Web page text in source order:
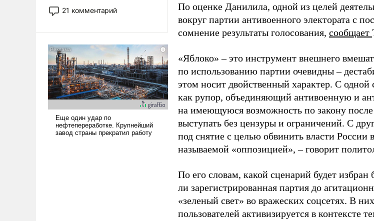
Мир, где политические
прожекты будут безусловно
налогоплательщиков и где
Еревану за свои поступки не
нужно отвечать.
21 комментарий
По оценке Данилила, одной из целей
вокруг партии антивоенного электората с
сомнение результаты голосования, сообщает
«Яблоко» – это инструмент внешнего
по использованию партии очевидны –
этом носит двойственный характер. С
как рупор, объединяющий антивоенную и
на имеющуюся возможность по закону
выступать без цензуры и ограничений. С
под снятие с целью обвинить власти России
называемой «оппозицией», – говорит
По его словам, какой сценарий будет избран
ли зарегистрированная партия до
«зеленый свет» во вражеских соцсетях. В
пользователей активизируется в контексте